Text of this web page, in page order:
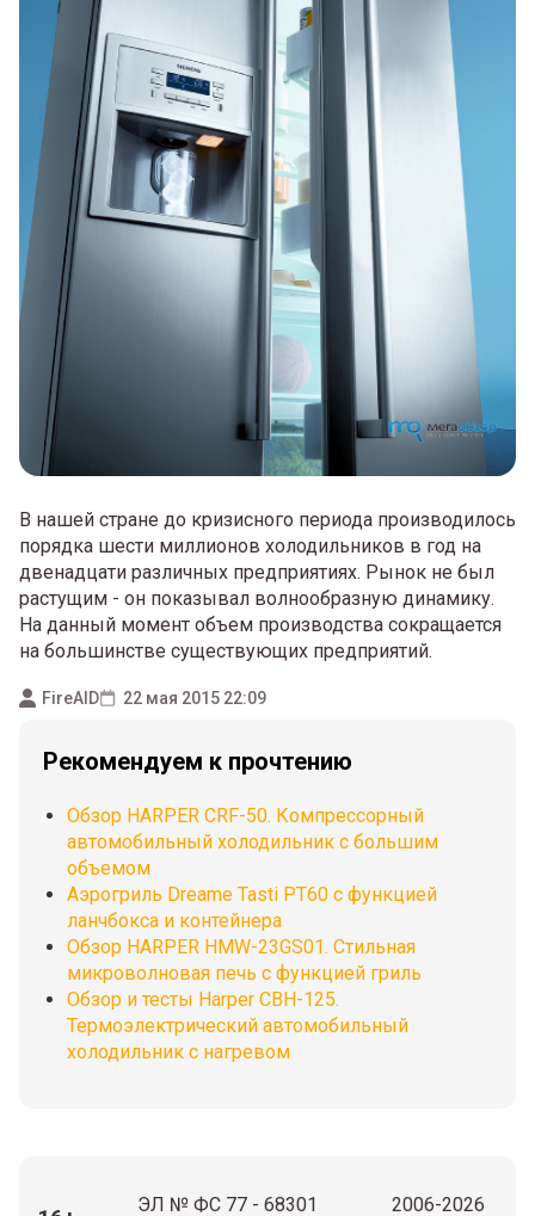
В нашей стране до кризисного периода производилось
порядка шести миллионов холодильников в год на
двенадцати различных предприятиях. Рынок не был
растущим - он показывал волнообразную динамику.
На данный момент объем производства сокращается
на большинстве существующих предприятий.
FireAID 22 мая 2015 22:09
Рекомендуем к прочтению
Обзор HARPER CRF-50. Компрессорный
автомобильный холодильник с большим
объемом
Аэрогриль Dreame Tasti PT60 с функцией
ланчбокса и контейнера
Обзор HARPER HMW-23GS01. Стильная
микроволновая печь с функцией гриль
Обзор и тесты Harper CBH-125.
Термоэлектрический автомобильный
холодильник с нагревом
ЭЛ № ФС 77 - 68301 2006-2026